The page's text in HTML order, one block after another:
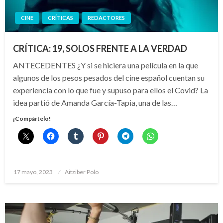
CINE CRÍTICAS REDACTORES
CRÍTICA: 19, SOLOS FRENTE A LA VERDAD
ANTECEDENTES ¿Y si se hiciera una película en la que
algunos de los pesos pesados del cine español cuentan su
experiencia con lo que fue y supuso para ellos el Covid? La
idea partió de Amanda García-Tapia, una de las…
¡Compártelo!
Publicado
17 mayo, 2023 Aitziber Polo